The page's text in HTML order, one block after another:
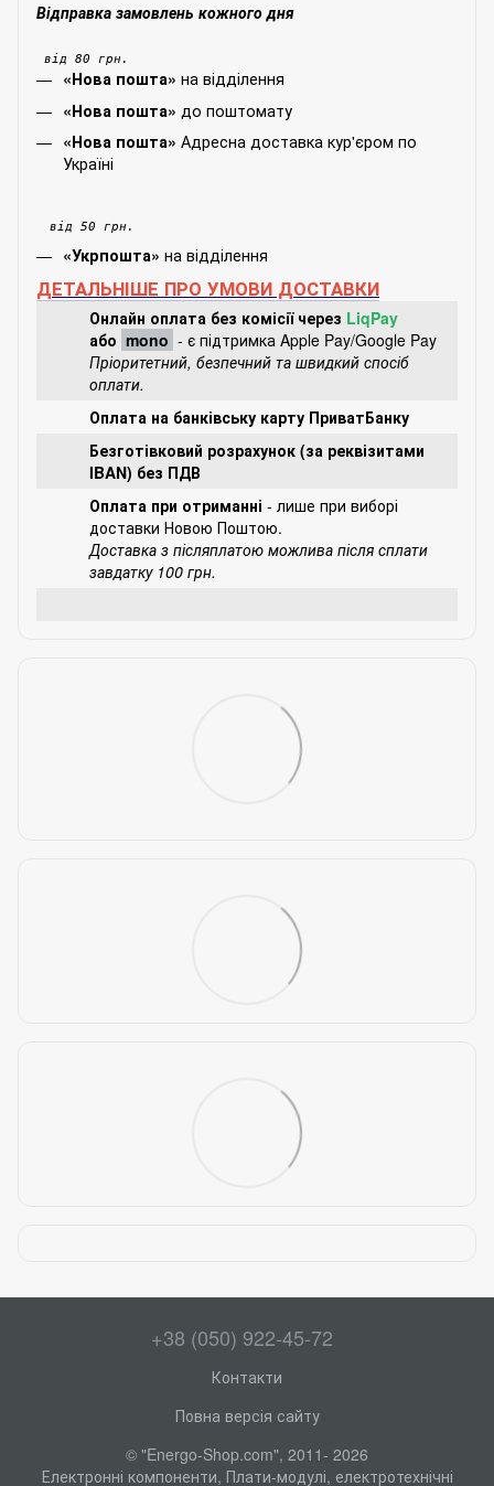
Відправка замовлень кожного дня
від 80 грн.
«Нова пошта» на відділення
«Нова пошта» до поштомату
«Нова пошта» Адресна доставка кур'єром по
Україні
від 50 грн.
«Укрпошта» на відділення
ДЕТАЛЬНІШЕ ПРО УМОВИ ДОСТАВКИ
Онлайн оплата без комісії через LiqPay
або mono - є підтримка Apple Pay/Google Pay
Пріоритетний, безпечний та швидкий спосіб
оплати.
Оплата на банківську карту ПриватБанку
Безготівковий розрахунок (за реквізитами
IBAN) без ПДВ
Оплата при отриманні - лише при виборі
доставки Новою Поштою.
Доставка з післяплатою можлива після сплати
завдатку 100 грн.
+38 (050) 922-45-72
Контакти
Повна версія сайту
© "Energo-Shop.com", 2011- 2026
Електронні компоненти, Плати-модулі, електротехнічні